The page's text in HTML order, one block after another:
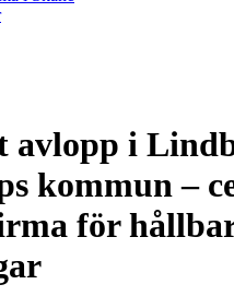
avlopp i
kommun –
för